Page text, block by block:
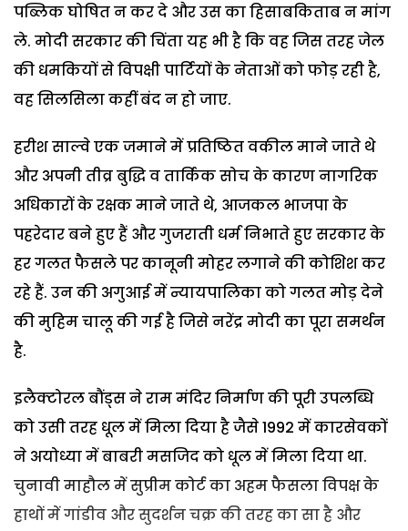
पब्लिक घोषित न कर दे और उस का हिसाबकिताब न मांग
ले. मोदी सरकार की चिंता यह भी है कि वह जिस तरह जेल
की धमकियों से विपक्षी पार्टियों के नेताओं को फोड़ रही है,
वह सिलसिला कहीं बंद न हो जाए.
हरीश साल्वे एक जमाने में प्रतिष्ठित वकील माने जाते थे
और अपनी तीव्र बुद्धि व तार्किक सोच के कारण नागरिक
अधिकारों के रक्षक माने जाते थे, आजकल भाजपा के
पहरेदार बने हुए हैं और गुजराती धर्म निभाते हुए सरकार के
हर गलत फैसले पर कानूनी मोहर लगाने की कोशिश कर
रहे हैं. उन की अगुआई में न्यायपालिका को गलत मोड़ देने
की मुहिम चालू की गई है जिसे नरेंद्र मोदी का पूरा समर्थन
है.
इलैक्टोरल बौंड्स ने राम मंदिर निर्माण की पूरी उपलब्धि
को उसी तरह धूल में मिला दिया है जैसे 1992 में कारसेवकों
ने अयोध्या में बाबरी मसजिद को धूल में मिला दिया था.
चुनावी माहौल में सुप्रीम कोर्ट का अहम फैसला विपक्ष के
हाथों में गांडीव और सुदर्शन चक्र की तरह का सा है और